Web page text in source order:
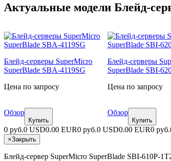
Актуальные модели Блейд-
Блейд-серверы SuperMicro
SuperBlade SBA-4119SG
Цена по запросу
Обзор
Купить
Блейд-серверы
SuperBlade SBI-
Цена по запросу
Обзор
Купить
0 руб.0 USD0.00 EUR0 руб.0 USD0.00 EUR0 руб.
×Закрыть
Блейд-сервер SuperMicro SuperBlade SBI-610P-